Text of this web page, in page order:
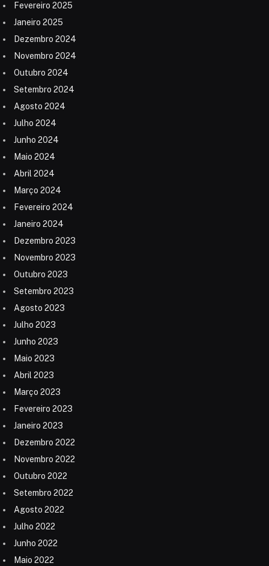
Fevereiro 2025
Janeiro 2025
Dezembro 2024
Novembro 2024
Outubro 2024
Setembro 2024
Agosto 2024
Julho 2024
Junho 2024
Maio 2024
Abril 2024
Março 2024
Fevereiro 2024
Janeiro 2024
Dezembro 2023
Novembro 2023
Outubro 2023
Setembro 2023
Agosto 2023
Julho 2023
Junho 2023
Maio 2023
Abril 2023
Março 2023
Fevereiro 2023
Janeiro 2023
Dezembro 2022
Novembro 2022
Outubro 2022
Setembro 2022
Agosto 2022
Julho 2022
Junho 2022
Maio 2022